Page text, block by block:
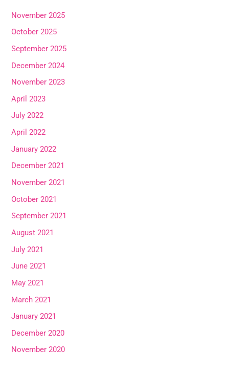
November 2025
October 2025
September 2025
December 2024
November 2023
April 2023
July 2022
April 2022
January 2022
December 2021
November 2021
October 2021
September 2021
August 2021
July 2021
June 2021
May 2021
March 2021
January 2021
December 2020
November 2020